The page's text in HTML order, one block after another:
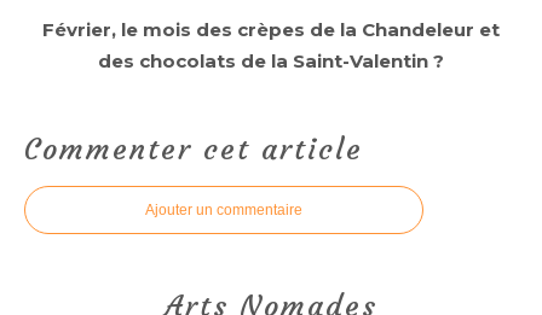
Février, le mois des crèpes de la Chandeleur et
des chocolats de la Saint-Valentin ?
Commenter cet article
Ajouter un commentaire
Arts Nomades